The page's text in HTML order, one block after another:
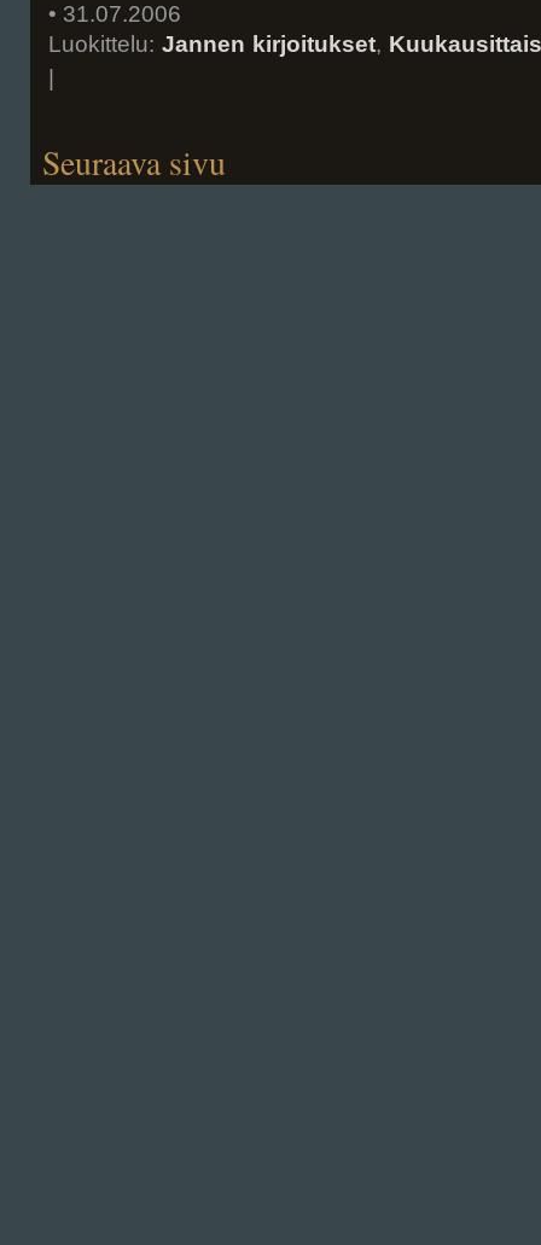
• 31.07.2006
Luokittelu: Jannen kirjoitukset,
Seuraava sivu